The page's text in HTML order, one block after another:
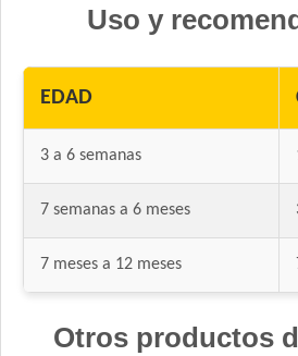
Uso y
EDAD
3 a 6 semanas
7 semanas a 6 meses
7 meses a 12 meses
Otros productos